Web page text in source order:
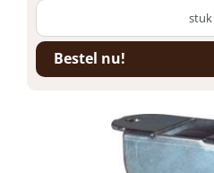
stuk
Bestel nu!